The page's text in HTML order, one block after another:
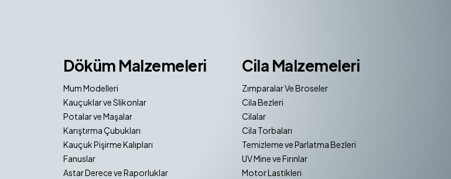
Döküm Malzemeleri
Mum Modelleri
Kauçuklar ve Slikonlar
Potalar ve Maşalar
Karıştırma Çubukları
Kauçuk Pişirme Kalıpları
Fanuslar
Astar Derece ve Raporluklar
Cila Malzemeleri
Zımparalar Ve Broseler
Cila Bezleri
Cilalar
Cila Torbaları
Temizleme ve Parlatma Bezleri
UV Mine ve Fırınlar
Motor Lastikleri